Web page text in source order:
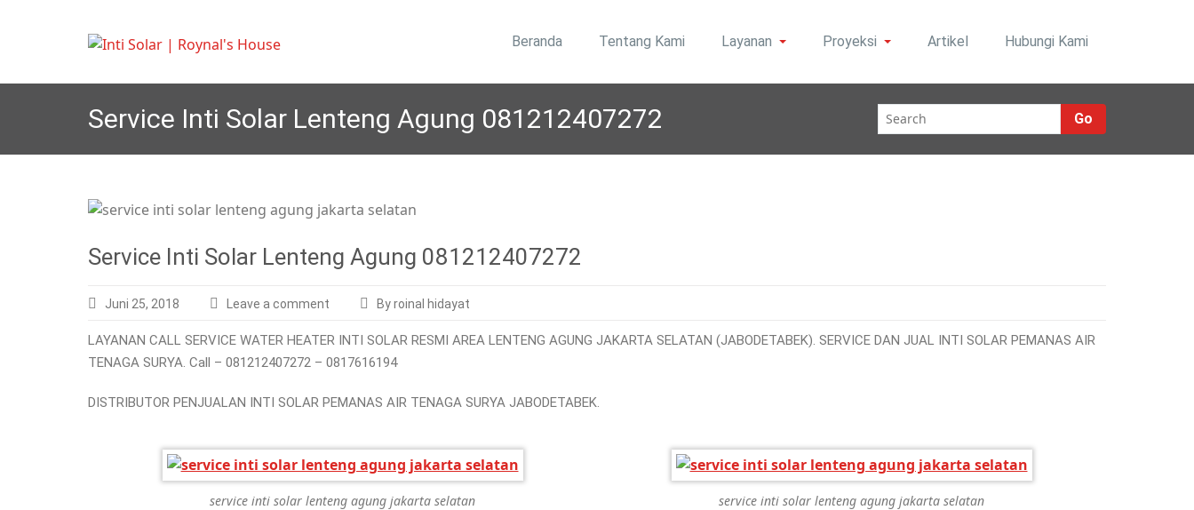
Beranda Tentang Kami Layanan Proyeksi Artikel Hubungi Kami
Service Inti Solar Lenteng Agung 081212407272 Go
Service Inti Solar Lenteng Agung 081212407272
Juni 25, 2018 Leave a comment By roinal hidayat
LAYANAN CALL SERVICE WATER HEATER INTI SOLAR RESMI AREA LENTENG AGUNG JAKARTA SELATAN (JABODETABEK). SERVICE DAN JUAL INTI SOLAR PEMANAS AIR
TENAGA SURYA. Call – 081212407272 – 0817616194
DISTRIBUTOR PENJUALAN INTI SOLAR PEMANAS AIR TENAGA SURYA JABODETABEK.
service inti solar lenteng agung jakarta selatan service inti solar lenteng agung jakarta selatan